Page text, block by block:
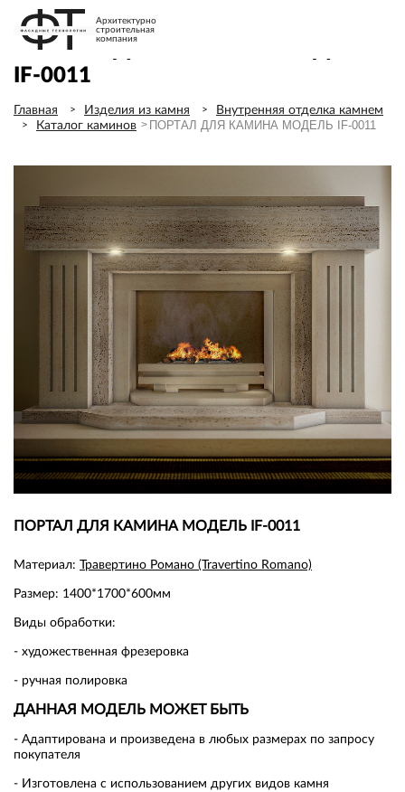
Архитектурно
строительная
компания
ПОРТАЛ ДЛЯ КАМИНА МОДЕЛЬ
IF-0011
Главная Изделия из камня
Внутренняя отделка камнем
Каталог каминов
ПОРТАЛ ДЛЯ КАМИНА МОДЕЛЬ IF-0011
ПОРТАЛ ДЛЯ КАМИНА МОДЕЛЬ IF-0011
Материал: Травертино Романо (Travertino Romano)
Размер: 1400*1700*600мм
Виды обработки:
- художественная фрезеровка
- ручная полировка
ДАННАЯ МОДЕЛЬ МОЖЕТ БЫТЬ
- Адаптирована и произведена в любых размерах по запросу
покупателя
- Изготовлена с использованием других видов камня